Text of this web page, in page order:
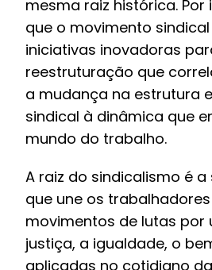
mesma raiz histórica. Por
que o movimento
iniciativas inovadoras
reestruturação que
a mudança na estrutura
sindical à dinâmica que
mundo do trabalho.
A raiz do sindicalismo é
que une os
movimentos de lutas por
justiça, a igualdade, o
aplicadas no cotidiano